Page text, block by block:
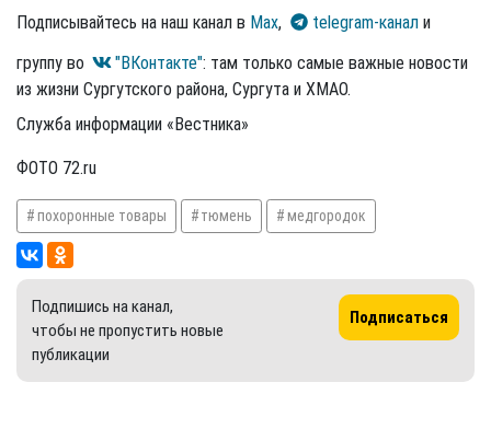
Подписывайтесь на наш канал в Max, telegram-канал и
группу во
"ВКонтакте": там только самые важные новости
из жизни Сургутского района, Сургута и ХМАО.
Служба информации «Вестника»
ФОТО 72.ru
похоронные товары тюмень медгородок
Подпишись на канал,
чтобы не пропустить новые
публикации
Подписаться